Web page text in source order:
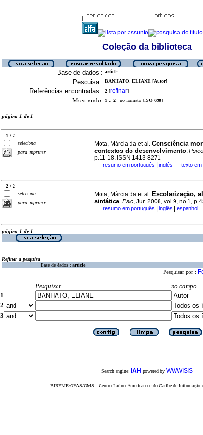
Coleção da biblioteca
Base de dados : article
Pesquisa : BANHATO, ELIANE [Autor]
Referências encontradas : 2 [refinar]
Mostrando: 1 .. 2 no formato [ISO 690]
página 1 de 1
1 / 2
seleciona
para imprimir
Mota, Márcia da et al. Consciência
contextos do desenvolvimento.
p.11-18. ISSN 1413-8271
· resumo em português inglês · texto em
2 / 2
seleciona
para imprimir
Mota, Márcia da et al. Escolarização,
sintática. Psic, Jun 2008, vol.9, no.1,
· resumo em português inglês espanhol
página 1 de 1
Refinar a pesquisa
Base de dados : article
Pesquisar por :
Pesquisar
no campo
1
2
3
Search engine: iAH powered by WWWISIS
BIREME/OPAS/OMS - Centro Latino-Americano e do Caribe de Informação